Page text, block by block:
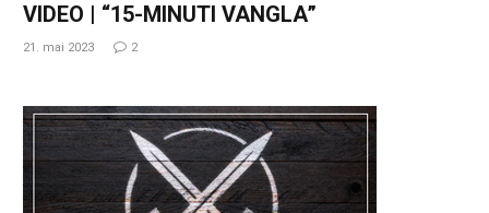
VIDEO | “15-MINUTI VANGLA”
21. mai 2023 2